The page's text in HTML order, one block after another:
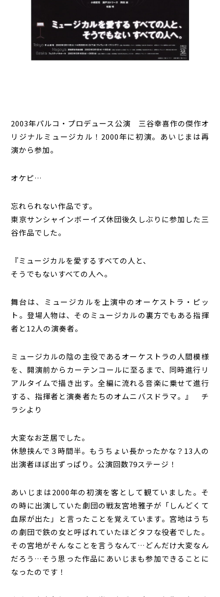
2003年パルコ・プロデュース公演 三谷幸喜作の傑作オ
リジナルミュージカル！2000年に初演。あいじまは再
演から参加。
オケピ…
忘れられない作品です。
東京サンシャインボーイズ休団後久しぶりに参加した三
谷作品でした。
『ミュージカルを愛するすべての人と、
そうでもないすべての人へ。
舞台は、ミュージカルを上演中のオーケストラ・ピッ
ト。登場人物は、そのミュージカルの裏方でもある指揮
者と12人の演奏者。
ミュージカルの陰の主役であるオーケストラの人間模様
を、開演前からカーテンコールに至るまで、同時進行リ
アルタイムで描き出す。全編に流れる音楽に乗せて進行
する、指揮者と演奏者たちのオムニバスドラマ。』 チ
ラシより
大変なお芝居でした。
休憩挟んで３時間半。もうちょい長かったかな？13人の
出演者ほぼ出ずっぱり。公演回数79ステージ！
あいじまは2000年の初演を客として観ていました。そ
の時に出演していた劇団の戦友宮地雅子が「しんどくて
血尿が出た」と言ったことを覚えています。宮地はうち
の劇団で鉄の女と呼ばれていたほどタフな役者でした。
その宮地がそんなことを言うなんて…どんだけ大変なん
だろう…そう思った作品にあいじまも参加できることに
なったのです！